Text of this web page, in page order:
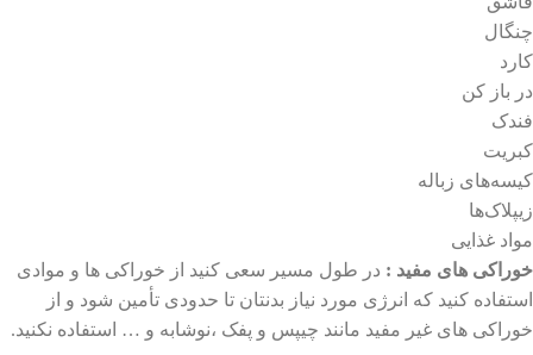
چنگال
کارد
در باز کن
فندک
کبریت
کیسه‌های زباله
زیپلاک‌ها
مواد غذایی
خوراکی های مفید : در طول مسیر سعی کنید از خوراکی ها و موادی
استفاده کنید که انرژی مورد نیاز بدنتان تا حدودی تأمین شود و از
خوراکی های غیر مفید مانند چیپس و پفک ،نوشابه و … استفاده نکنید.